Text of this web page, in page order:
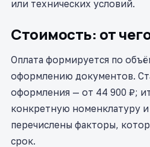
или технических условий.
Стоимость: от
Оплата формируется по
оформлению документов.
оформления — от 44 900 ₽;
конкретную номенклатуру
перечислены факторы,
срок.